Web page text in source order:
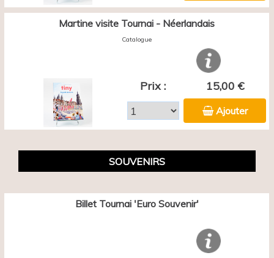
Martine visite Tournai - Néerlandais
Catalogue
Prix : 15,00 €
Ajouter
SOUVENIRS
Billet Tournai 'Euro Souvenir'